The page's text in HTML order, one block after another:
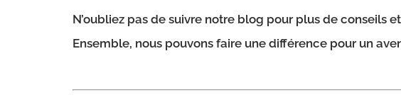
N’oubliez pas de suivre notre blog pour plus de conseils
Ensemble, nous pouvons faire une différence pour un